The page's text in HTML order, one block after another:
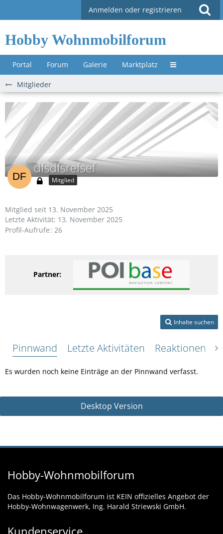
Anmelden oder registrieren
Hobby Wohnmobilforum
Portal Forum Galerie Marktplatz Untermenü »
Mitglieder
dfsdfsrefsef
Mitglied
Mitglied seit 13. November 2025
Letzte Aktivität: 13. November 2025
Profil-Aufrufe 26
Partner:
Inhalte suchen
Pinnwand Letzte Aktivitäten Reaktionen
Es wurden noch keine Einträge an der Pinnwand verfasst.
Desktop Version
Hobby-Wohnmobilforum
Das Hobby-Wohnmobilforum ist KEIN offizielles Angebot der
Hobby-Wohnwagenwerk, Ing. Harald Striewski GmbH.